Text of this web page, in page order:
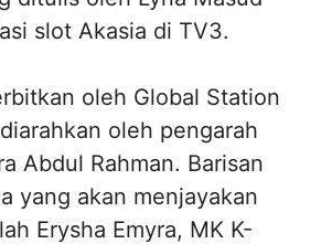
slot Akasia di TV3.
oleh Global Station
oleh pengarah
Abdul Rahman. Barisan
yang akan menjayakan
Erysha Emyra, MK K-